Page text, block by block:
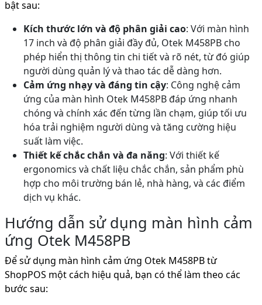
bật sau:
Kích thước lớn và độ phân giải cao: Với màn hình
17 inch và độ phân giải đầy đủ, Otek M458PB cho
phép hiển thị thông tin chi tiết và rõ nét, từ đó giúp
người dùng quản lý và thao tác dễ dàng hơn.
Cảm ứng nhạy và đáng tin cậy: Công nghệ cảm
ứng của màn hình Otek M458PB đáp ứng nhanh
chóng và chính xác đến từng lần chạm, giúp tối ưu
hóa trải nghiệm người dùng và tăng cường hiệu
suất làm việc.
Thiết kế chắc chắn và đa năng: Với thiết kế
ergonomics và chất liệu chắc chắn, sản phẩm phù
hợp cho môi trường bán lẻ, nhà hàng, và các điểm
dịch vụ khác.
Hướng dẫn sử dụng màn hình cảm
ứng Otek M458PB
Để sử dụng màn hình cảm ứng Otek M458PB từ
ShopPOS một cách hiệu quả, bạn có thể làm theo các
bước sau: